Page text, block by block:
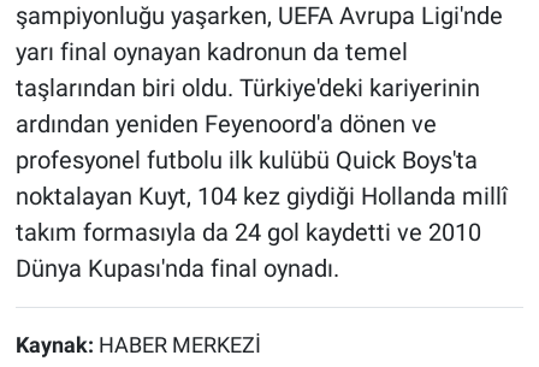
şampiyonluğu yaşarken, UEFA Avrupa Ligi'nde
yarı final oynayan kadronun da temel
taşlarından biri oldu. Türkiye'deki kariyerinin
ardından yeniden Feyenoord'a dönen ve
profesyonel futbolu ilk kulübü Quick Boys'ta
noktalayan Kuyt, 104 kez giydiği Hollanda millî
takım formasıyla da 24 gol kaydetti ve 2010
Dünya Kupası'nda final oynadı.
Kaynak: HABER MERKEZİ